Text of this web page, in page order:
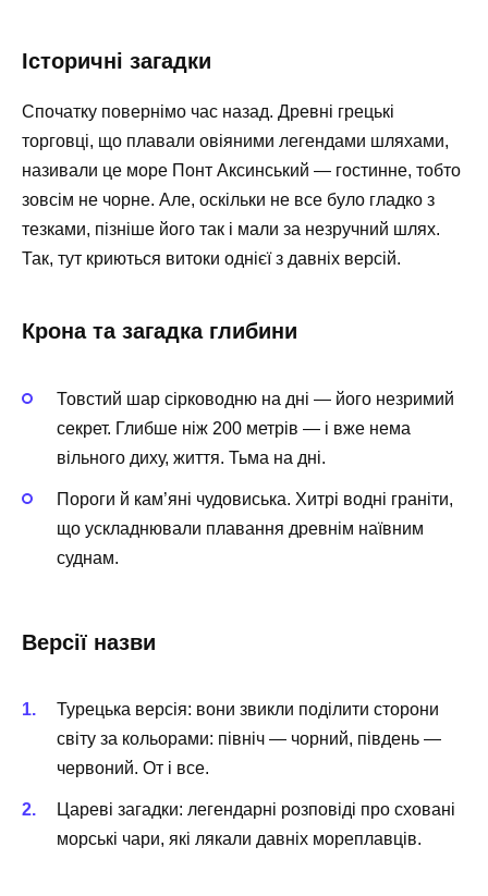
Історичні загадки
Спочатку повернімо час назад. Древні грецькі
торговці, що плавали овіяними легендами шляхами,
називали це море Понт Аксинський — гостинне, тобто
зовсім не чорне. Але, оскільки не все було гладко з
тезками, пізніше його так і мали за незручний шлях.
Так, тут криються витоки однієї з давніх версій.
Крона та загадка глибини
Товстий шар сірководню на дні — його незримий
секрет. Глибше ніж 200 метрів — і вже нема
вільного диху, життя. Тьма на дні.
Пороги й кам’яні чудовиська. Хитрі водні граніти,
що ускладнювали плавання древнім наївним
суднам.
Версії назви
Турецька версія: вони звикли поділити сторони
світу за кольорами: північ — чорний, південь —
червоний. От і все.
Цареві загадки: легендарні розповіді про сховані
морські чари, які лякали давніх мореплавців.